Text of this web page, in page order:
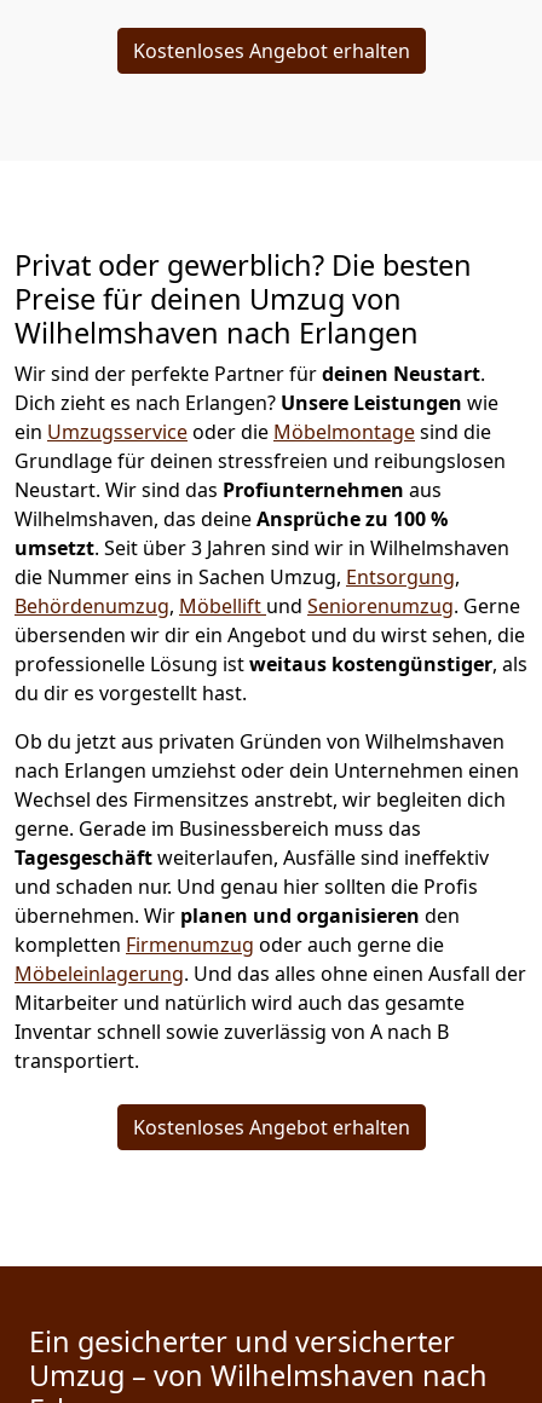
Kostenloses Angebot erhalten
Privat oder gewerblich? Die besten
Preise für deinen Umzug von
Wilhelmshaven nach Erlangen
Wir sind der perfekte Partner fürdeinen Neustart.
Dich zieht es nach Erlangen? Unsere Leistungen wie
ein Umzugsserviceoder die Möbelmontagesind die
Grundlage für deinen stressfreien und reibungslosen
Neustart. Wir sind das Profiunternehmen aus
Wilhelmshaven, das deineAnsprüche zu 100 %
umsetzt. Seit über 3 Jahren sind wir in Wilhelmshaven
die Nummer eins in Sachen Umzug, Entsorgung,
Behördenumzug, Möbellift und Seniorenumzug. Gerne
übersenden wir dir ein Angebot und du wirst sehen, die
professionelle Lösung istweitaus kostengünstiger, als
du dir es vorgestellt hast.
Ob du jetzt aus privaten Gründen von Wilhelmshaven
nach Erlangen umziehst oder dein Unternehmen einen
Wechsel des Firmensitzes anstrebt, wir begleiten dich
gerne. Gerade im Businessbereich muss das
Tagesgeschäftweiterlaufen, Ausfälle sind ineffektiv
und schaden nur. Und genau hier sollten die Profis
übernehmen. Wir planen und organisieren den
kompletten Firmenumzug oder auch gerne die
Möbeleinlagerung. Und das alles ohne einen Ausfall der
Mitarbeiter und natürlich wird auch das gesamte
Inventar schnell sowie zuverlässig von A nach B
transportiert.
Kostenloses Angebot erhalten
Ein gesicherter und versicherter
Umzug – von Wilhelmshaven nach